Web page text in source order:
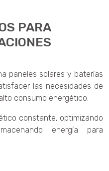
PARA
paneles solares y baterías
las necesidades de
consumo energético.
constante, optimizando
energía para